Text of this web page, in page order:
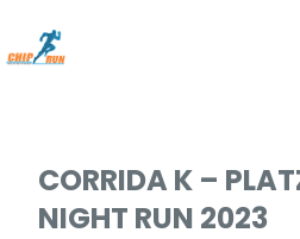
o
CORRIDA K –
NIGHT RUN 2023